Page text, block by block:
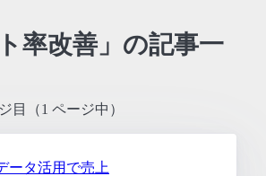
率改善」の記事一
目（1 ページ中）
ータ活用で売上